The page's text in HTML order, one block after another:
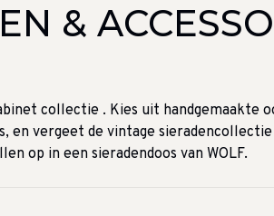
&
collectie . Kies uit handgemaakte
en vergeet de vintage
op in een sieradendoos van WOLF.